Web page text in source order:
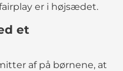
er i højsædet.
et
af på børnene, at